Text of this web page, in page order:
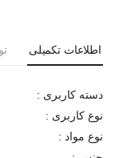
اطلاعات تکمیلی
دسته کاربری :
نوع کاربری :
نوع مواد :